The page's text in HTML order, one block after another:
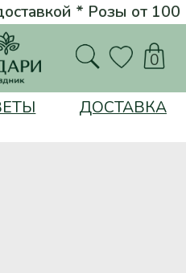
Розы от 100 руб. * Стильные
ДОСТАВКА